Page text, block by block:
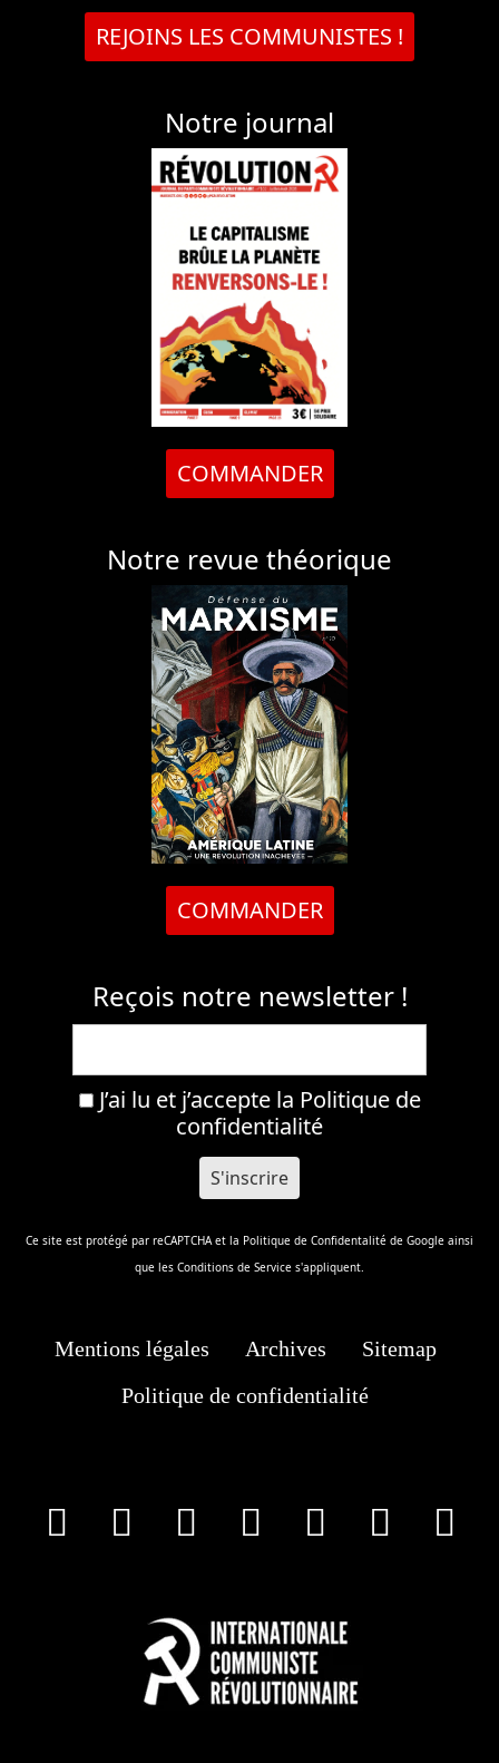
REJOINS LES COMMUNISTES !
Notre journal
COMMANDER
Notre revue théorique
COMMANDER
Reçois notre newsletter !
J’ai lu et j’accepte la Politique de
confidentialité
Ce site est protégé par reCAPTCHA et la Politique de Confidentalité de Google ainsi
que les Conditions de Service s'appliquent.
Mentions légales Archives
Sitemap
Politique de confidentialité
facebookInstagram
Youtube
Tik Tok